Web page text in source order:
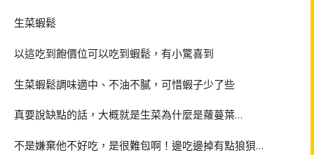
生菜蝦鬆
以這吃到飽價位可以吃到蝦鬆，有小驚喜到
生菜蝦鬆調味適中、不油不膩，可惜蝦子少了些
真要說缺點的話，大概就是生菜為什麼是蘿蔓葉…
不是嫌棄他不好吃，是很難包啊！邊吃邊掉有點狼狽…